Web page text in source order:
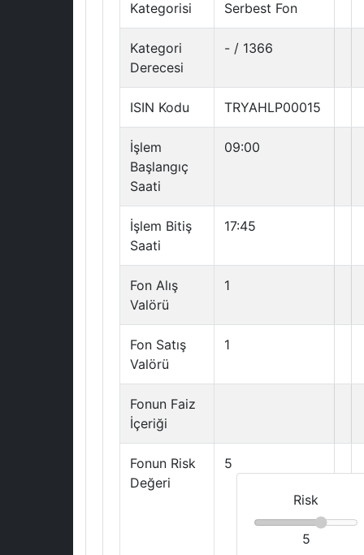
Kategorisi Serbest Fon
Kategori
Derecesi
- / 1366
ISIN Kodu TRYAHLP00015
İşlem
Başlangıç
Saati
09:00
İşlem Bitiş
Saati
17:45
Fon Alış
Valörü
1
Fon Satış
Valörü
1
Fonun Faiz
İçeriği
Fonun Risk
Değeri
5
Risk
5